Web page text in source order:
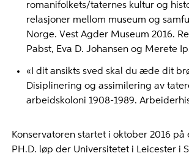
romanifolkets/taternes kultur og
relasjoner mellom museum og
Norge. Vest Agder Museum 2016.
Pabst, Eva D. Johansen og Merete
«I dit ansikts sved skal du æde dit
Disiplinering og assimilering av
arbeidskoloni 1908-1989.
Konservatoren startet i oktober 2016 på
PH.D. løp der Universitetet i Leicester i